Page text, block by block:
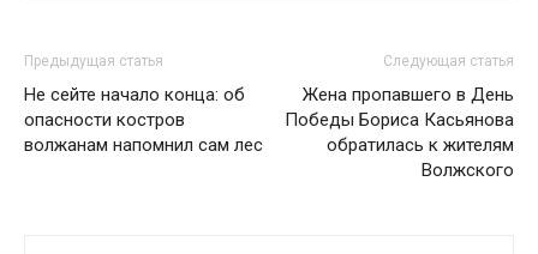
Предыдущая статья
Не сейте начало конца: об
опасности костров
волжанам напомнил сам лес
Следующая статья
Жена пропавшего в День
Победы Бориса Касьянова
обратилась к жителям
Волжского